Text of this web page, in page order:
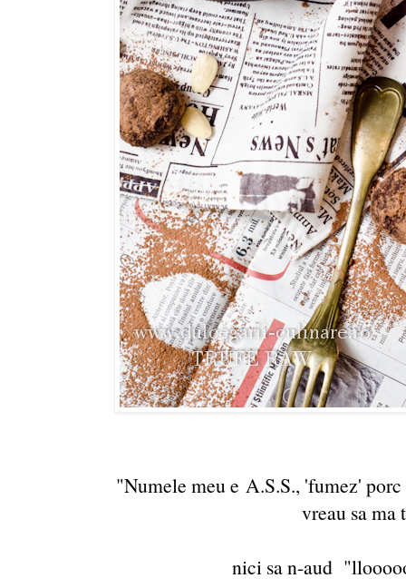
"Numele meu e A.S.S., 'fumez'
vreau sa
nici sa n-aud